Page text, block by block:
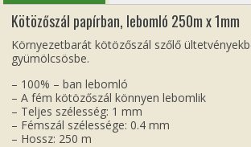
Kötözőszál papírban, lebomló 250m x 1mm
Környezetbarát kötözőszál szőlő
gyümölcsösbe.
– 100% – ban lebomló
– A fém kötözőszál könnyen lebomlik
– Teljes szélesség: 1 mm
– Fémszál szélessége: 0.4 mm
– Hossz: 250 m